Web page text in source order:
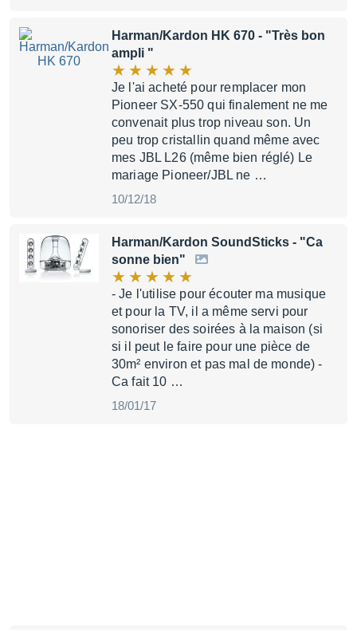
Harman/Kardon HK 670 - "Très bon
ampli "
Je l'ai acheté pour remplacer mon
Pioneer SX-550 qui finalement ne me
convenait plus trop niveau son. Un
peu trop cristallin quand même avec
mes JBL L26 (même bien réglé) Le
mariage Pioneer/JBL ne …
10/12/18
Harman/Kardon SoundSticks - "Ca
sonne bien"
- Je l'utilise pour écouter ma musique
et pour la TV, il a même servi pour
sonoriser des soirées à la maison (si
si il peut le faire pour une pièce de
30m² environ et pas mal de monde) -
Ca fait 10 …
18/01/17